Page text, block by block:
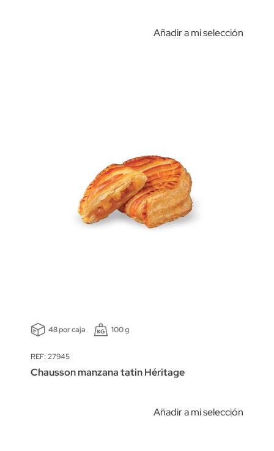
Añadir a mi selección
48 por caja 100 g
REF: 27945
Chausson manzana tatin Héritage
Añadir a mi selección